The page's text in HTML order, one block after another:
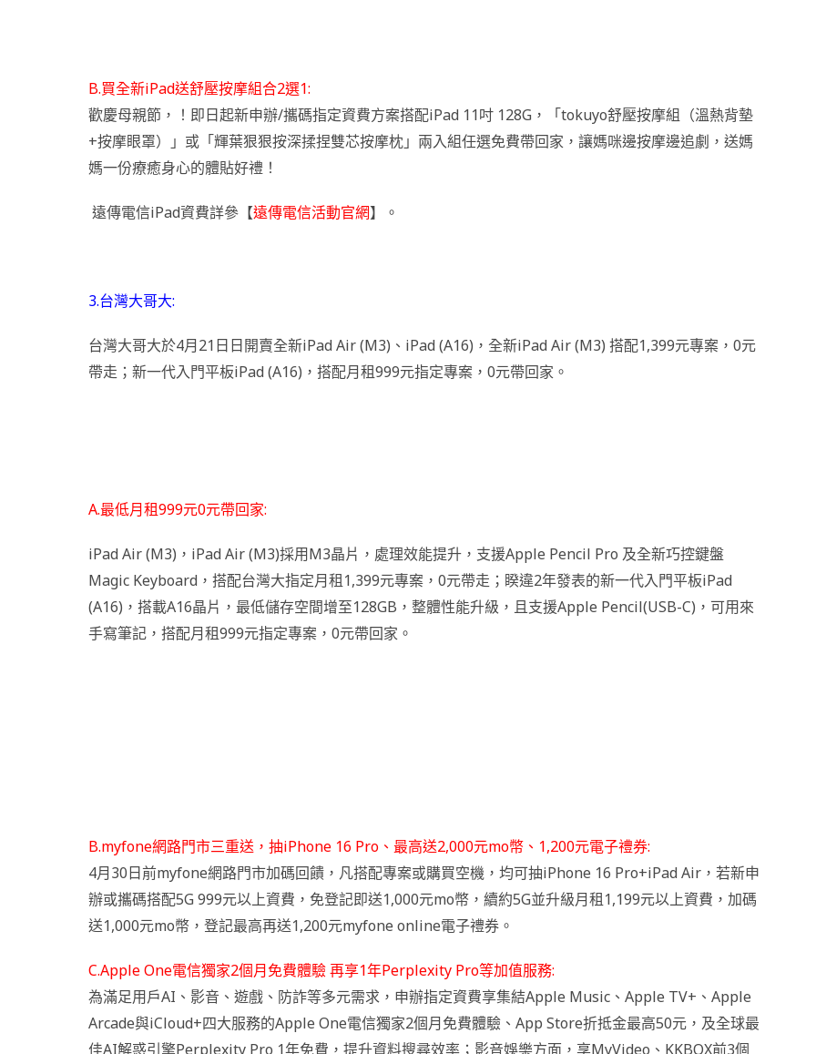
B.買全新iPad送舒壓按摩組合2選1:
歡慶母親節，！即日起新申辦/攜碼指定資費方案搭配iPad 11吋 128G，「tokuyo舒壓按摩組（溫熱背墊
+按摩眼罩）」或「輝葉狠狠按深揉捏雙芯按摩枕」兩入組任選免費帶回家，讓媽咪邊按摩邊追劇，送媽
媽一份療癒身心的體貼好禮！
遠傳電信iPad資費詳參【遠傳電信活動官網】。
3.台灣大哥大:
台灣大哥大於4月21日日開賣全新iPad Air (M3)、iPad (A16)，全新iPad Air (M3) 搭配1,399元專案，0元
帶走；新一代入門平板iPad (A16)，搭配月租999元指定專案，0元帶回家。
A.最低月租999元0元帶回家:
iPad Air (M3)，iPad Air (M3)採用M3晶片，處理效能提升，支援Apple Pencil Pro 及全新巧控鍵盤
Magic Keyboard，搭配台灣大指定月租1,399元專案，0元帶走；睽違2年發表的新一代入門平板iPad
(A16)，搭載A16晶片，最低儲存空間增至128GB，整體性能升級，且支援Apple Pencil(USB-C)，可用來
手寫筆記，搭配月租999元指定專案，0元帶回家。
B.myfone網路門市三重送，抽iPhone 16 Pro、最高送2,000元mo幣、1,200元電子禮券:
4月30日前myfone網路門市加碼回饋，凡搭配專案或購買空機，均可抽iPhone 16 Pro+iPad Air，若新申
辦或攜碼搭配5G 999元以上資費，免登記即送1,000元mo幣，續約5G並升級月租1,199元以上資費，加碼
送1,000元mo幣，登記最高再送1,200元myfone online電子禮券。
C.Apple One電信獨家2個月免費體驗 再享1年Perplexity Pro等加值服務:
為滿足用戶AI、影音、遊戲、防詐等多元需求，申辦指定資費享集結Apple Music、Apple TV+、Apple
Arcade與iCloud+四大服務的Apple One電信獨家2個月免費體驗、App Store折抵金最高50元，及全球最
佳AI解惑引擎Perplexity Pro 1年免費，提升資料搜尋效率；影音娛樂方面，享MyVideo、KKBOX前3個